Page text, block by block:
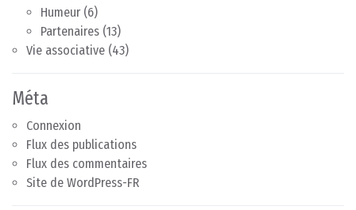
Humeur (6)
Partenaires (13)
Vie associative (43)
Méta
Connexion
Flux des publications
Flux des commentaires
Site de WordPress-FR